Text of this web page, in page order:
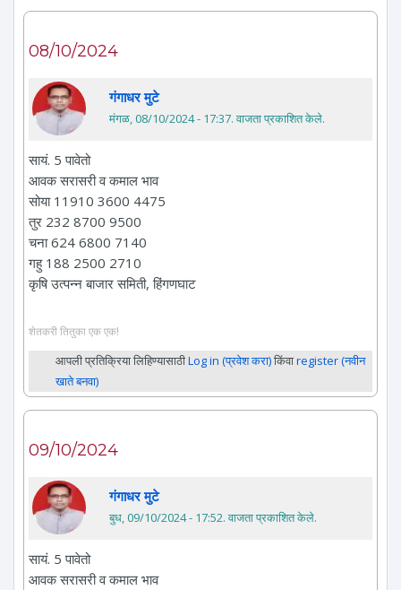
08/10/2024
गंगाधर मुटे
मंगळ, 08/10/2024 - 17:37. वाजता प्रकाशित केले.
सायं. 5 पावेतो
आवक सरासरी व कमाल भाव
सोया 11910 3600 4475
तुर 232 8700 9500
चना 624 6800 7140
गहु 188 2500 2710
कृषि उत्पन्न बाजार समिती, हिंगणघाट
शेतकरी तितुका एक एक!
आपली प्रतिक्रिया लिहिण्यासाठीLog in (प्रवेश करा)किंवाregister (नवीन
खाते बनवा)
09/10/2024
गंगाधर मुटे
बुध, 09/10/2024 - 17:52. वाजता प्रकाशित केले.
सायं. 5 पावेतो
आवक सरासरी व कमाल भाव